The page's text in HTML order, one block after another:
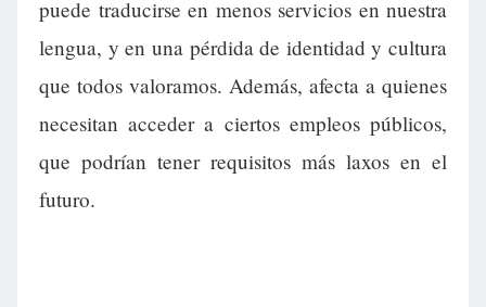
puede traducirse en menos servicios en nuestra
lengua, y en una pérdida de identidad y cultura
que todos valoramos. Además, afecta a quienes
necesitan acceder a ciertos empleos públicos,
que podrían tener requisitos más laxos en el
futuro.